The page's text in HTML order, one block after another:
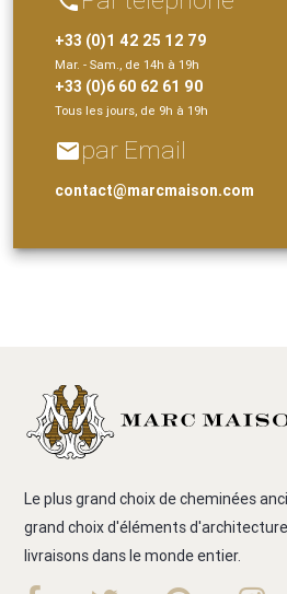
+33 (0)1 42 25 12 79
Mar. - Sam., de 14h à 19h
+33 (0)6 60 62 61 90
Tous les jours, de 9h à 19h
emailpar Email
contact@marcmaison.com
Le plus grand choix de cheminées
grand choix d'éléments
livraisons dans le monde entier.